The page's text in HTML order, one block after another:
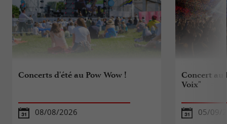
Concerts d'été au Pow Wow !
08/08/2026
Concert au
Voix"
05/09/